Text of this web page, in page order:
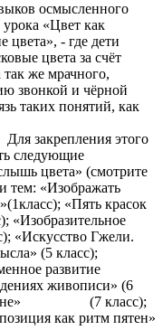
урока «Цвет как
цвета», - где дети
цвета за счёт
же мрачного,
звонкой и чёрной
таких понятий, как
и образ.
Для закрепления этого
следующие
цвета» (смотрите
«Изображать
«Пять красок
«Изобразительное
«Искусство Гжели.
(5 класс);
развитие
живописи» (6
(7 класс);
как ритм пятен»